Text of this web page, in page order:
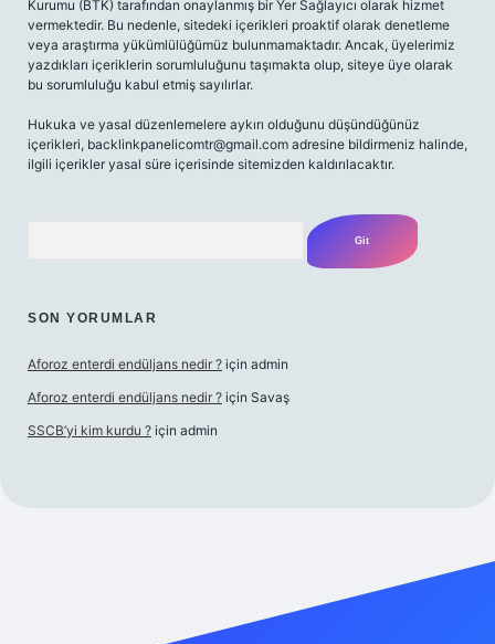
Kurumu (BTK) tarafından onaylanmış bir Yer Sağlayıcı olarak hizmet
vermektedir. Bu nedenle, sitedeki içerikleri proaktif olarak denetleme
veya araştırma yükümlülüğümüz bulunmamaktadır. Ancak, üyelerimiz
yazdıkları içeriklerin sorumluluğunu taşımakta olup, siteye üye olarak
bu sorumluluğu kabul etmiş sayılırlar.
Hukuka ve yasal düzenlemelere aykırı olduğunu düşündüğünüz
içerikleri, backlinkpanelicomtr@gmail.com adresine bildirmeniz halinde,
ilgili içerikler yasal süre içerisinde sitemizden kaldırılacaktır.
SON YORUMLAR
Aforoz enterdi endüljans nedir ? için admin
Aforoz enterdi endüljans nedir ? için Savaş
SSCB’yi kim kurdu ? için admin